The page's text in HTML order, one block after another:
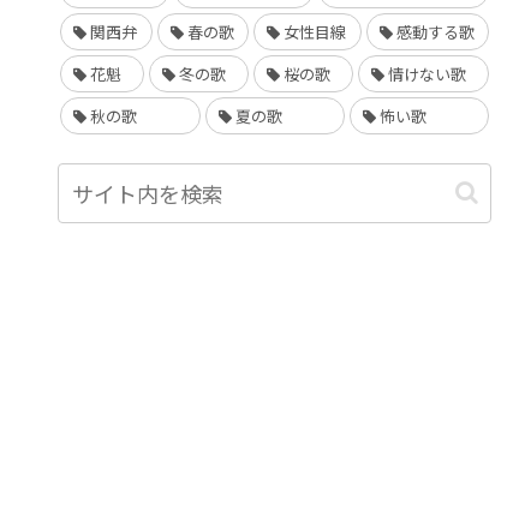
関西弁
春の歌 女性目線
感動する歌
花魁
冬の歌 桜の歌
情けない歌
秋の歌
夏の歌 怖い歌